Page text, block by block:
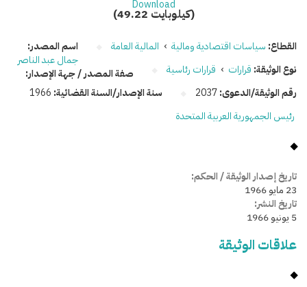
Download
(49.22 كيلوبايت)
القطاع: سياسات اقتصادية ومالية › المالية العامة
نوع الوثيقة: قرارات › قرارات رئاسية
رقم الوثيقة/الدعوى:2037 سنة الإصدار/السنة القضائية: 1966
اسم المصدر:
جمال عبد الناصر
صفة المصدر / جهة الإصدار:
رئيس الجمهورية العربية المتحدة
تاريخ إصدار الوثيقة / الحكم:
23 مايو 1966
تاريخ النشر:
5 يونيو 1966
علاقات الوثيقة